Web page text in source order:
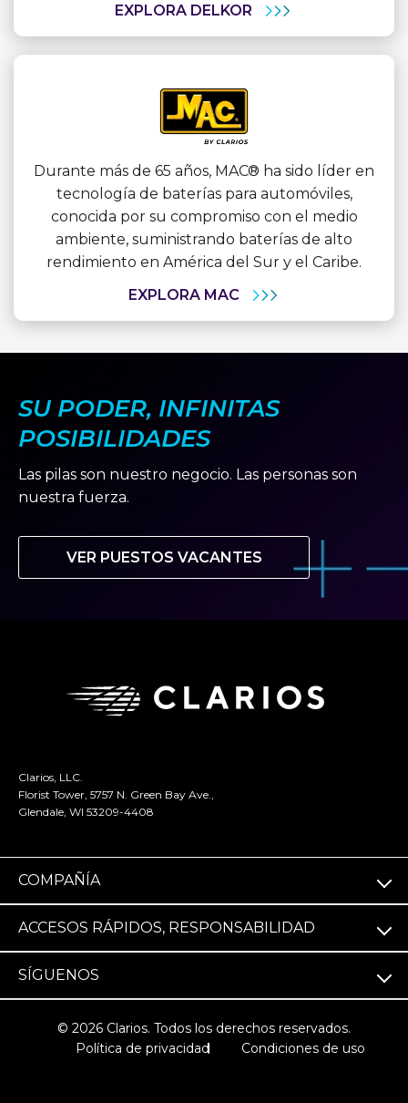
EXPLORA DELKOR
Durante más de 65 años, MAC® ha sido líder en
tecnología de baterías para automóviles,
conocida por su compromiso con el medio
ambiente, suministrando baterías de alto
rendimiento en América del Sur y el Caribe.
EXPLORA MAC
SU PODER, INFINITAS
POSIBILIDADES
Las pilas son nuestro negocio. Las personas son
nuestra fuerza.
VER PUESTOS VACANTES
Clarios, LLC.
Florist Tower, 5757 N. Green Bay Ave.,
Glendale, WI 53209-4408
COMPAÑÍA
ACCESOS RÁPIDOS, RESPONSABILIDAD
SÍGUENOS
© 2026 Clarios. Todos los derechos reservados.
Política de privacidad
Condiciones de uso